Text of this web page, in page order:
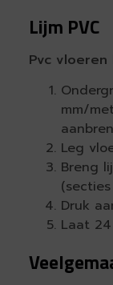
Lijm PVC
Pvc vloeren
mm/
Leg
Breng
(secties
Druk
Laat